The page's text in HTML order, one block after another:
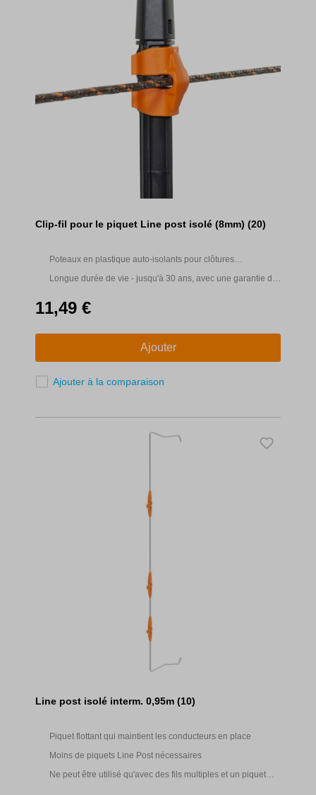
Clip-fil pour le piquet Line post isolé (8mm) (20)
Poteaux en plastique auto-isolants pour clôtures
permanentes. Aucun isolateur séparé n'est nécessaire
Longue durée de vie - jusqu'à 30 ans, avec une garantie de
11,49 €
Ajouter
Ajouter à la comparaison
Line post isolé interm. 0,95m (10)
Piquet flottant qui maintient les conducteurs en place
Moins de piquets Line Post nécessaires
Ne peut être utilisé qu'avec des fils multiples et un piquet